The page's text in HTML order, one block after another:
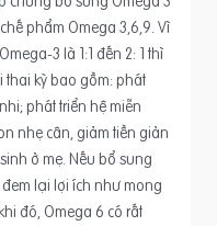
phẩm Omega 3,6,9. Vì
3 là 1:1 đến 2: 1 thì
thai kỳ bao gồm: phát
phát triển hệ miễn
nhẹ cân, giảm tiền giản
ở mẹ. Nếu bổ sung
lại lợi ích như mong
đó, Omega 6 có rất